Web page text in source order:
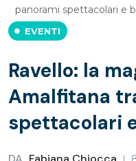
panorami spettacolari e
EVENTI
Ravello: la
Amalfitana
spettacolari